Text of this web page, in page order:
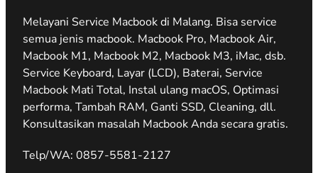
Melayani Service Macbook di Malang. Bisa service
semua jenis macbook. Macbook Pro, Macbook Air,
Macbook M1, Macbook M2, Macbook M3, iMac, dsb.
Service Keyboard, Layar (LCD), Baterai, Service
Macbook Mati Total, Instal ulang macOS, Optimasi
performa, Tambah RAM, Ganti SSD, Cleaning, dll.
Konsultasikan masalah Macbook Anda secara gratis.
Telp/WA: 0857-5581-2127